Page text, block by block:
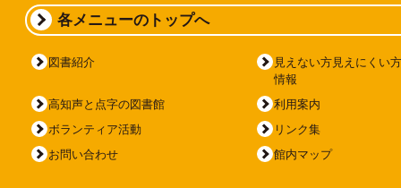
各メニューのトップへ
図書紹介
見えない方見えにくい
情報
高知声と点字の図書館
利用案内
ボランティア活動
リンク集
お問い合わせ
館内マップ